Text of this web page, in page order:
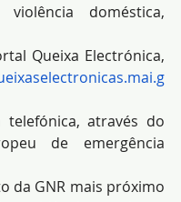
doméstica,
Queixa Electrónica,
telefónica, através do
de emergência
da GNR mais próximo